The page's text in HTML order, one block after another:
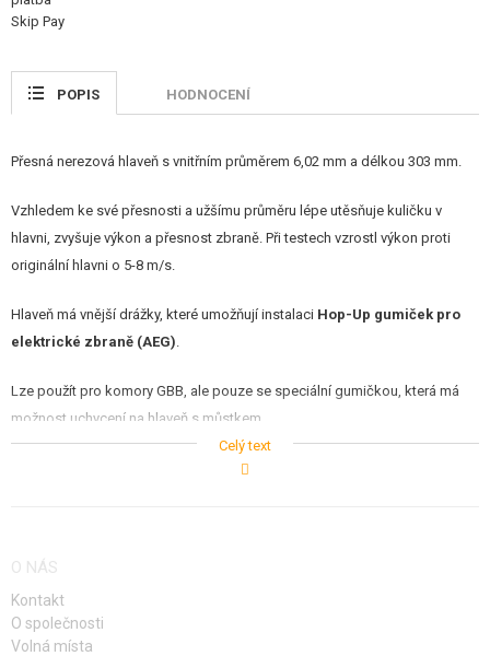
SEBEOBRANA, VÝCVIK, NOŽE
TERČE, STŘELNICE
REKLAMNÍ PŘEDMĚTY
POŠKOZENÉ, POUŽITÉ ZBOŽÍ
POPIS HODNOCENÍ
Přesná nerezová hlaveň s vnitřním průměrem 6,02 mm a délkou 303 mm.
Vzhledem ke své přesnosti a užšímu průměru lépe utěsňuje kuličku v
hlavni, zvyšuje výkon a přesnost zbraně. Při testech vzrostl výkon proti
originální hlavni o 5-8 m/s.
Hlaveň má vnější drážky, které umožňují instalaci Hop-Up gumiček pro
elektrické zbraně (AEG).
Lze použít pro komory GBB, ale pouze se speciální gumičkou, která má
možnost uchycení na hlaveň s můstkem.
Před nákupem se ujistěte, že vám zvolená délka bude vyhovovat.
Celý text
O NÁS
Kontakt
O společnosti
Volná místa